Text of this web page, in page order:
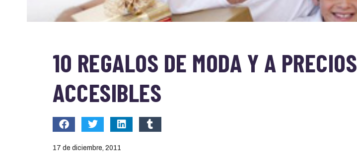
10 REGALOS DE MODA Y A PRECIOS
ACCESIBLES
17 de diciembre, 2011